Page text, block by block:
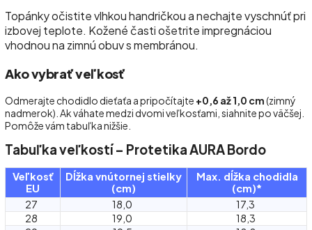
Topánky očistite vlhkou handričkou a nechajte vyschnúť pri
izbovej teplote. Kožené časti ošetrite impregnáciou
vhodnou na zimnú obuv s membránou.
Ako vybrať veľkosť
Odmerajte chodidlo dieťaťa a pripočítajte +0,6 až 1,0 cm(zimný
nadmerok). Ak váhate medzi dvomi veľkosťami, siahnite po väčšej.
Pomôže vám tabuľka nižšie.
Tabuľka veľkostí – Protetika AURA Bordo
Veľkosť
EU
Dĺžka vnútornej stielky
(cm)
Max. dĺžka chodidla
(cm)*
27
18,0
17,3
28
19,0
18,3